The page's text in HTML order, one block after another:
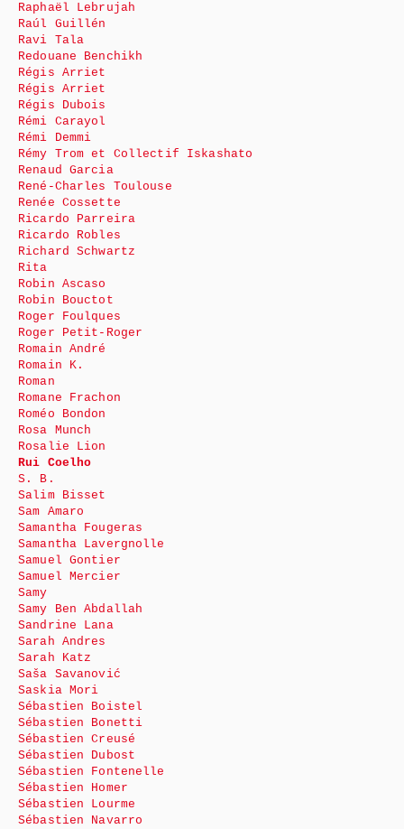
Raphaël Lebrujah
Raúl Guillén
Ravi Tala
Redouane Benchikh
Régis Arriet
Régis Arriet
Régis Dubois
Rémi Carayol
Rémi Demmi
Rémy Trom et Collectif Iskashato
Renaud Garcia
René-Charles Toulouse
Renée Cossette
Ricardo Parreira
Ricardo Robles
Richard Schwartz
Rita
Robin Ascaso
Robin Bouctot
Roger Foulques
Roger Petit-Roger
Romain André
Romain K.
Roman
Romane Frachon
Roméo Bondon
Rosa Munch
Rosalie Lion
Rui Coelho
S. B.
Salim Bisset
Sam Amaro
Samantha Fougeras
Samantha Lavergnolle
Samuel Gontier
Samuel Mercier
Samy
Samy Ben Abdallah
Sandrine Lana
Sarah Andres
Sarah Katz
Saša Savanović
Saskia Mori
Sébastien Boistel
Sébastien Bonetti
Sébastien Creusé
Sébastien Dubost
Sébastien Fontenelle
Sébastien Homer
Sébastien Lourme
Sébastien Navarro